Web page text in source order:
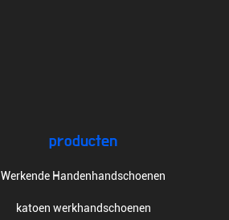
producten
Werkende Handenhandschoenen
katoen werkhandschoenen